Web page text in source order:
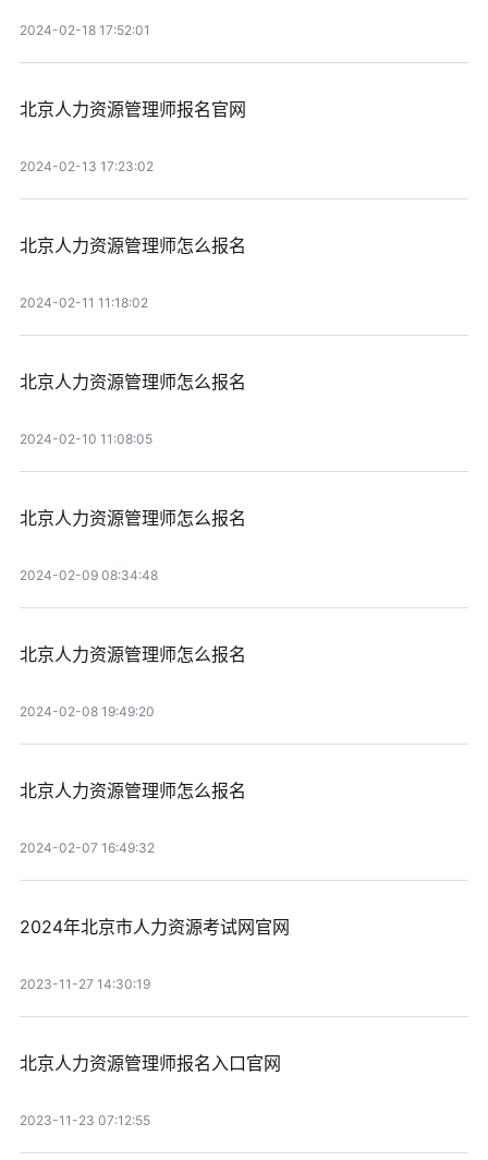
2024-02-18 17:52:01
北京人力资源管理师报名官网
2024-02-13 17:23:02
北京人力资源管理师怎么报名
2024-02-11 11:18:02
北京人力资源管理师怎么报名
2024-02-10 11:08:05
北京人力资源管理师怎么报名
2024-02-09 08:34:48
北京人力资源管理师怎么报名
2024-02-08 19:49:20
北京人力资源管理师怎么报名
2024-02-07 16:49:32
2024年北京市人力资源考试网官网
2023-11-27 14:30:19
北京人力资源管理师报名入口官网
2023-11-23 07:12:55